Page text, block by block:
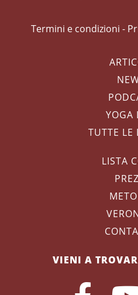
Termini e condizioni -
YOGA
TUTTE LE
LISTA
VIENI A